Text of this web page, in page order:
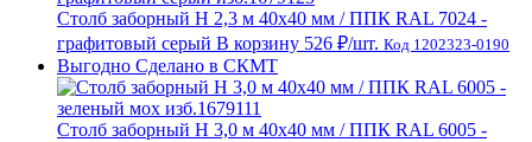
Столб заборный H 2,3 м 40х40 мм / ППК RAL 7024 -
графитовый серый В корзину 526 ₽/шт. Код 1202323-0190
Выгодно Сделано в СКМТ
Столб заборный H 3,0 м 40х40 мм / ППК RAL 6005 -